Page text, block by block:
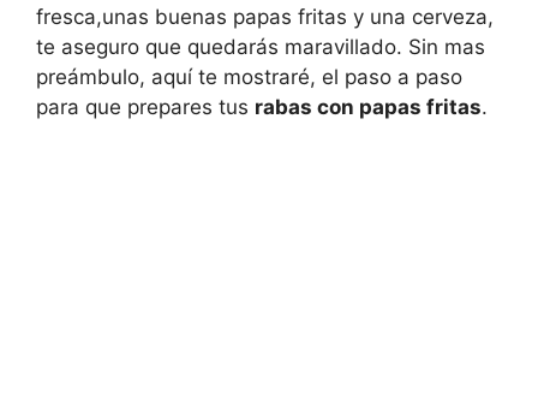
fresca,unas buenas papas fritas y una cerveza,
te aseguro que quedarás maravillado. Sin mas
preámbulo, aquí te mostraré, el paso a paso
para que prepares tus rabas con papas fritas.